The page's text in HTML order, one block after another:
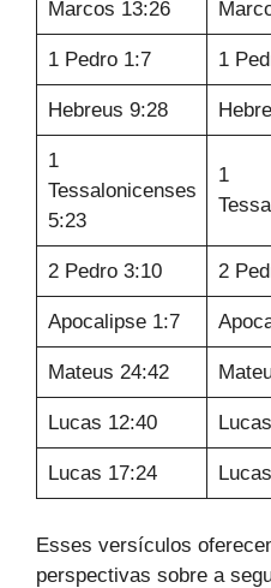
Marcos 13:26
1 Pedro 1:7 1
Hebreus 9:28
1
Tessalonicenses
5:23
1
2 Pedro 3:10 2
Apocalipse 1:7
Mateus 24:42
Lucas 12:40 Lucas
Lucas 17:24 Lucas
Esses versículos
perspectivas sobre a